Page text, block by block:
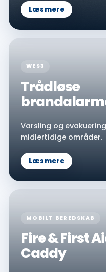
Læs mere
WES3
Trådløse
Varsling og
midlertidige områder.
Læs mere
MOBILT BEREDSKAB
Fire & First
Caddy